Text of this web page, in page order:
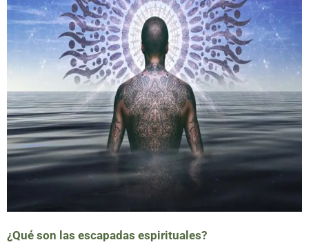
¿Qué son las escapadas espirituales?